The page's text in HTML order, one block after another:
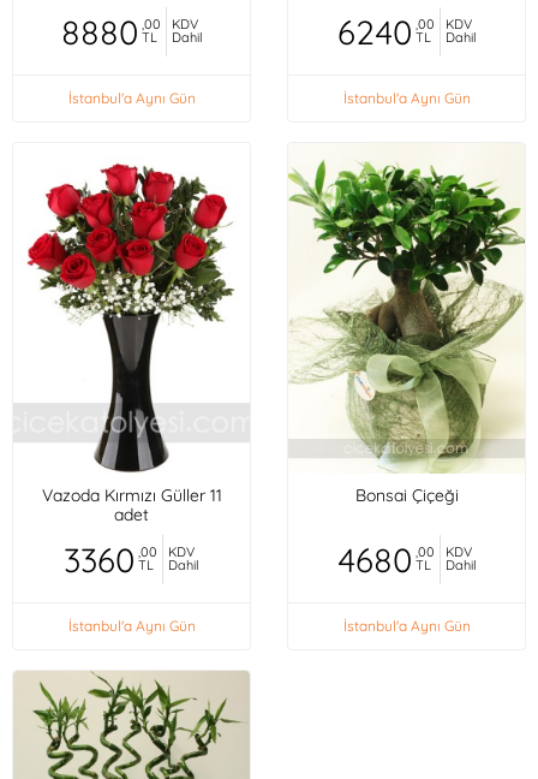
8880 ,00
TL
KDV
Dahil
İstanbul'a Aynı Gün
6240 ,00
TL
KDV
Dahil
İstanbul'a Aynı Gün
Vazoda Kırmızı Güller 11
adet
3360 ,00
TL
KDV
Dahil
İstanbul'a Aynı Gün
Bonsai Çiçeği
4680 ,00
TL
KDV
Dahil
İstanbul'a Aynı Gün